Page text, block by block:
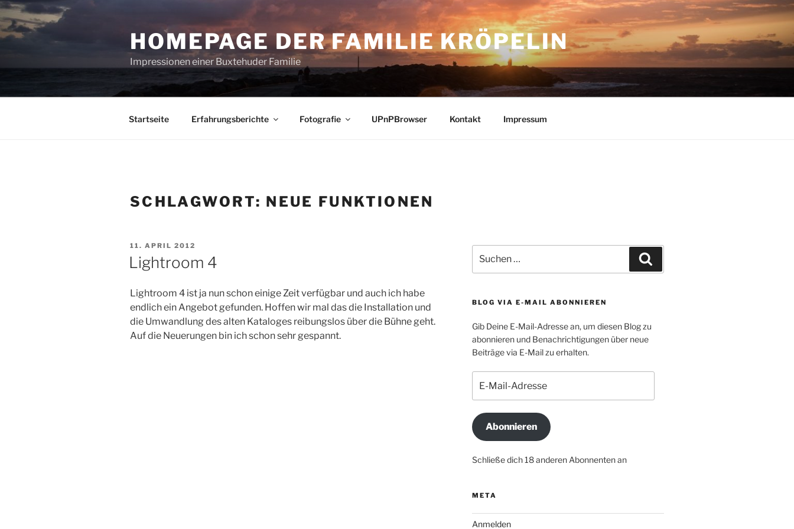
Zum
Inhalt
springen
HOMEPAGE DER FAMILIE KRÖPELIN
Impressionen einer Buxtehuder Familie
Startseite Erfahrungsberichte Fotografie UPnPBrowser Kontakt Impressum
SCHLAGWORT: NEUE FUNKTIONEN
VERÖFFENTLICHT
AM
11. APRIL 2012
Lightroom 4
Lightroom 4 ist ja nun schon einige Zeit verfügbar und auch ich habe
endlich ein Angebot gefunden. Hoffen wir mal das die Installation und
die Umwandlung des alten Kataloges reibungslos über die Bühne geht.
Auf die Neuerungen bin ich schon sehr gespannt.
nach:
BLOG VIA E-MAIL ABONNIEREN
Gib Deine E-Mail-Adresse an, um diesen Blog zu
abonnieren und Benachrichtigungen über neue
Beiträge via E-Mail zu erhalten.
Mail-
Adresse
Abonnieren
Schließe dich 18 anderen Abonnenten an
META
Anmelden